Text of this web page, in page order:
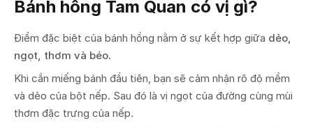
Bánh hồng Tam Quan có vị gì?
Điểm đặc biệt của bánh hồng nằm ở sự kết hợp giữa dẻo,
ngọt, thơm và béo.
Khi cắn miếng bánh đầu tiên, bạn sẽ cảm nhận rõ độ mềm
và dẻo của bột nếp. Sau đó là vị ngọt của đường cùng mùi
thơm đặc trưng của nếp.